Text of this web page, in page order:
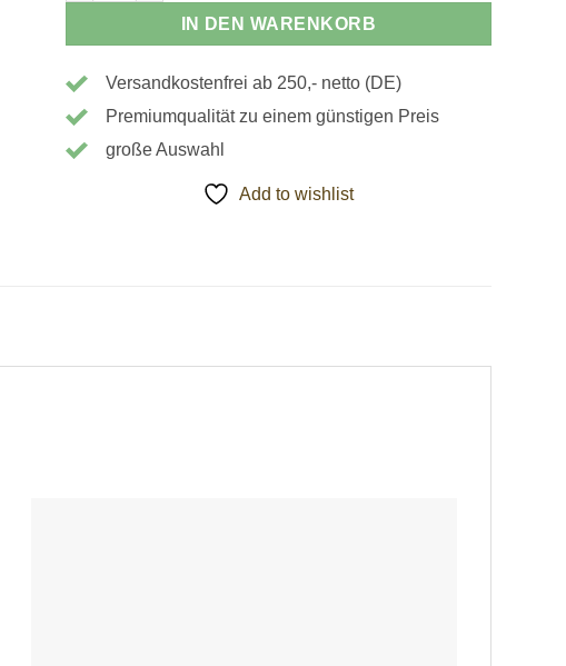
IN DEN WARENKORB
Versandkostenfrei ab 250,- netto (DE)
Premiumqualität zu einem günstigen Preis
große Auswahl
Add to wishlist